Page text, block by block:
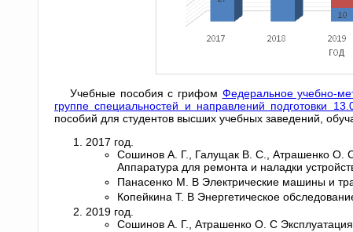
Учебные пособия с грифом Федеральное учебно-
группе специальностей и направлений подготовки
пособий для студентов высших учебных заведений,
2017 год.
Сошинов А. Г., Галущак В. С., Атрашенко О.
Аппаратура для ремонта и наладки
Панасенко М. В Электрические машины и
Копейкина Т. В Энергетическое
2019 год.
Сошинов А. Г., Атрашенко О. С Эксплуатация